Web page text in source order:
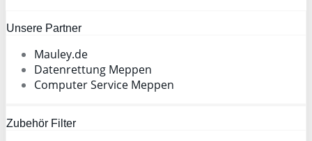
Unsere Partner
Mauley.de
Datenrettung Meppen
Computer Service Meppen
Zubehör Filter